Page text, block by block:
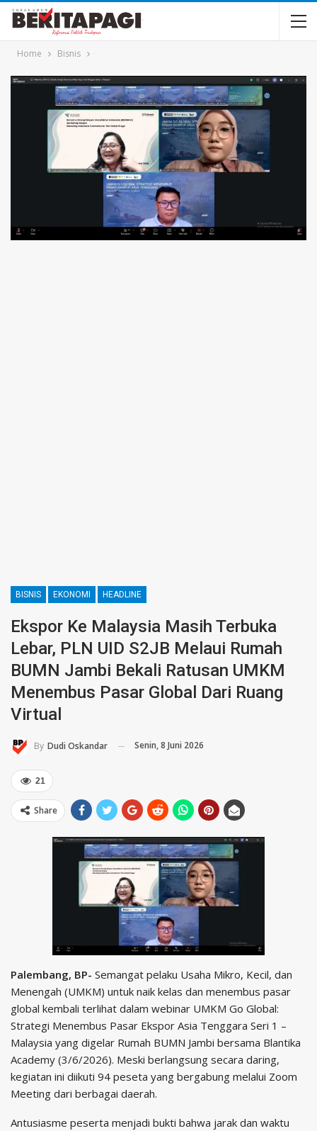
Home Bisnis
BISNIS EKONOMI HEADLINE
Ekspor Ke Malaysia Masih Terbuka
Lebar, PLN UID S2JB Melaui Rumah
BUMN Jambi Bekali Ratusan UMKM
Menembus Pasar Global Dari Ruang
Virtual
By Dudi Oskandar Senin, 8 Juni 2026
21
Share
Palembang, BP- Semangat pelaku Usaha Mikro, Kecil, dan
Menengah (UMKM) untuk naik kelas dan menembus pasar
global kembali terlihat dalam webinar UMKM Go Global:
Strategi Menembus Pasar Ekspor Asia Tenggara Seri 1 –
Malaysia yang digelar Rumah BUMN Jambi bersama Blantika
Academy (3/6/2026). Meski berlangsung secara daring,
kegiatan ini diikuti 94 peseta yang bergabung melalui Zoom
Meeting dari berbagai daerah.
Antusiasme peserta menjadi bukti bahwa jarak dan waktu